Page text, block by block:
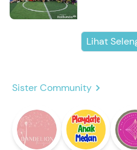
Lihat
Sister Community